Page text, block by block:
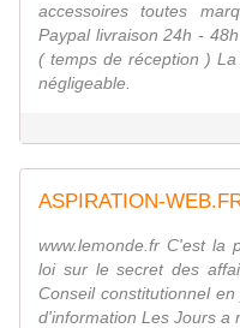
accessoires toutes
Paypal livraison 24h -
( temps de réception )
négligeable.
ASPIRATION-
www.lemonde.fr C'est la
loi sur le secret des
Conseil constitutionnel
d'information Les Jours a